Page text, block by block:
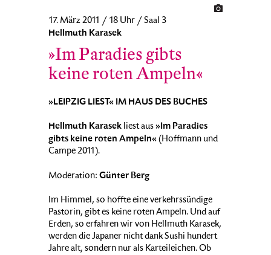
17. März 2011 / 18 Uhr / Saal 3
Hellmuth Karasek
»Im Paradies gibts
keine roten Ampeln«
»LEIPZIG LIEST« IM HAUS DES BUCHES
Hellmuth Karasek liest aus»Im Paradies
gibts keine roten Ampeln«(Hoffmann und
Campe 2011).
Moderation: Günter Berg
Im Himmel, so hoffte eine verkehrssündige
Pastorin, gibt es keine roten Ampeln. Und auf
Erden, so erfahren wir von Hellmuth Karasek,
werden die Japaner nicht dank Sushi hundert
Jahre alt, sondern nur als Karteileichen. Ob